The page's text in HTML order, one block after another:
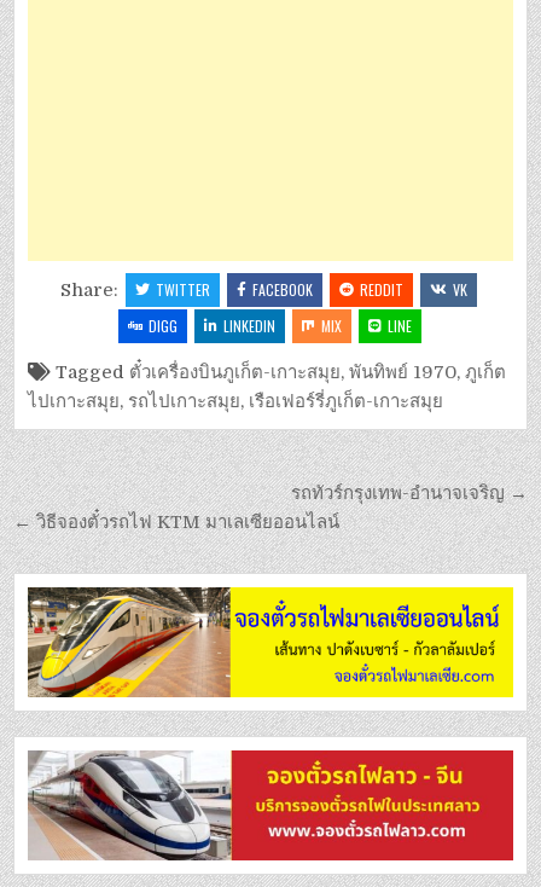
Share: TWITTER FACEBOOK REDDIT
VK
DIGG
LINKEDIN MIX LINE
Tagged ตั๋วเครื่องบินภูเก็ต-เกาะสมุย,พันทิพย์ 1970,ภูเก็ต
ไปเกาะสมุย, รถไปเกาะสมุย, เรือเฟอร์รี่ภูเก็ต-เกาะสมุย
รถทัวร์กรุงเทพ-อำนาจเจริญ →
← วิธีจองตั๋วรถไฟ KTM มาเลเซียออนไลน์